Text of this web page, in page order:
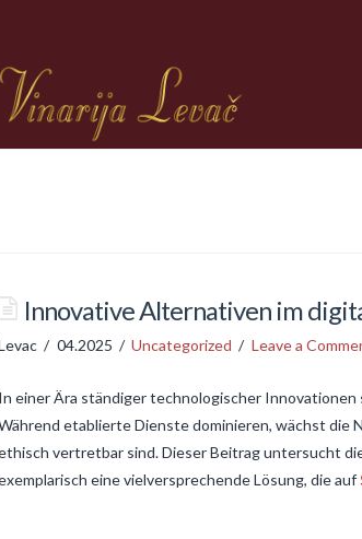
Innovative Alternativen im
04.2025 Uncategorized Leave a
In einer Ära ständiger technologischer
etablierte Dienste dominieren, wächst die
vertretbar sind. Dieser Beitrag untersucht
eine vielversprechende Lösung, die auf